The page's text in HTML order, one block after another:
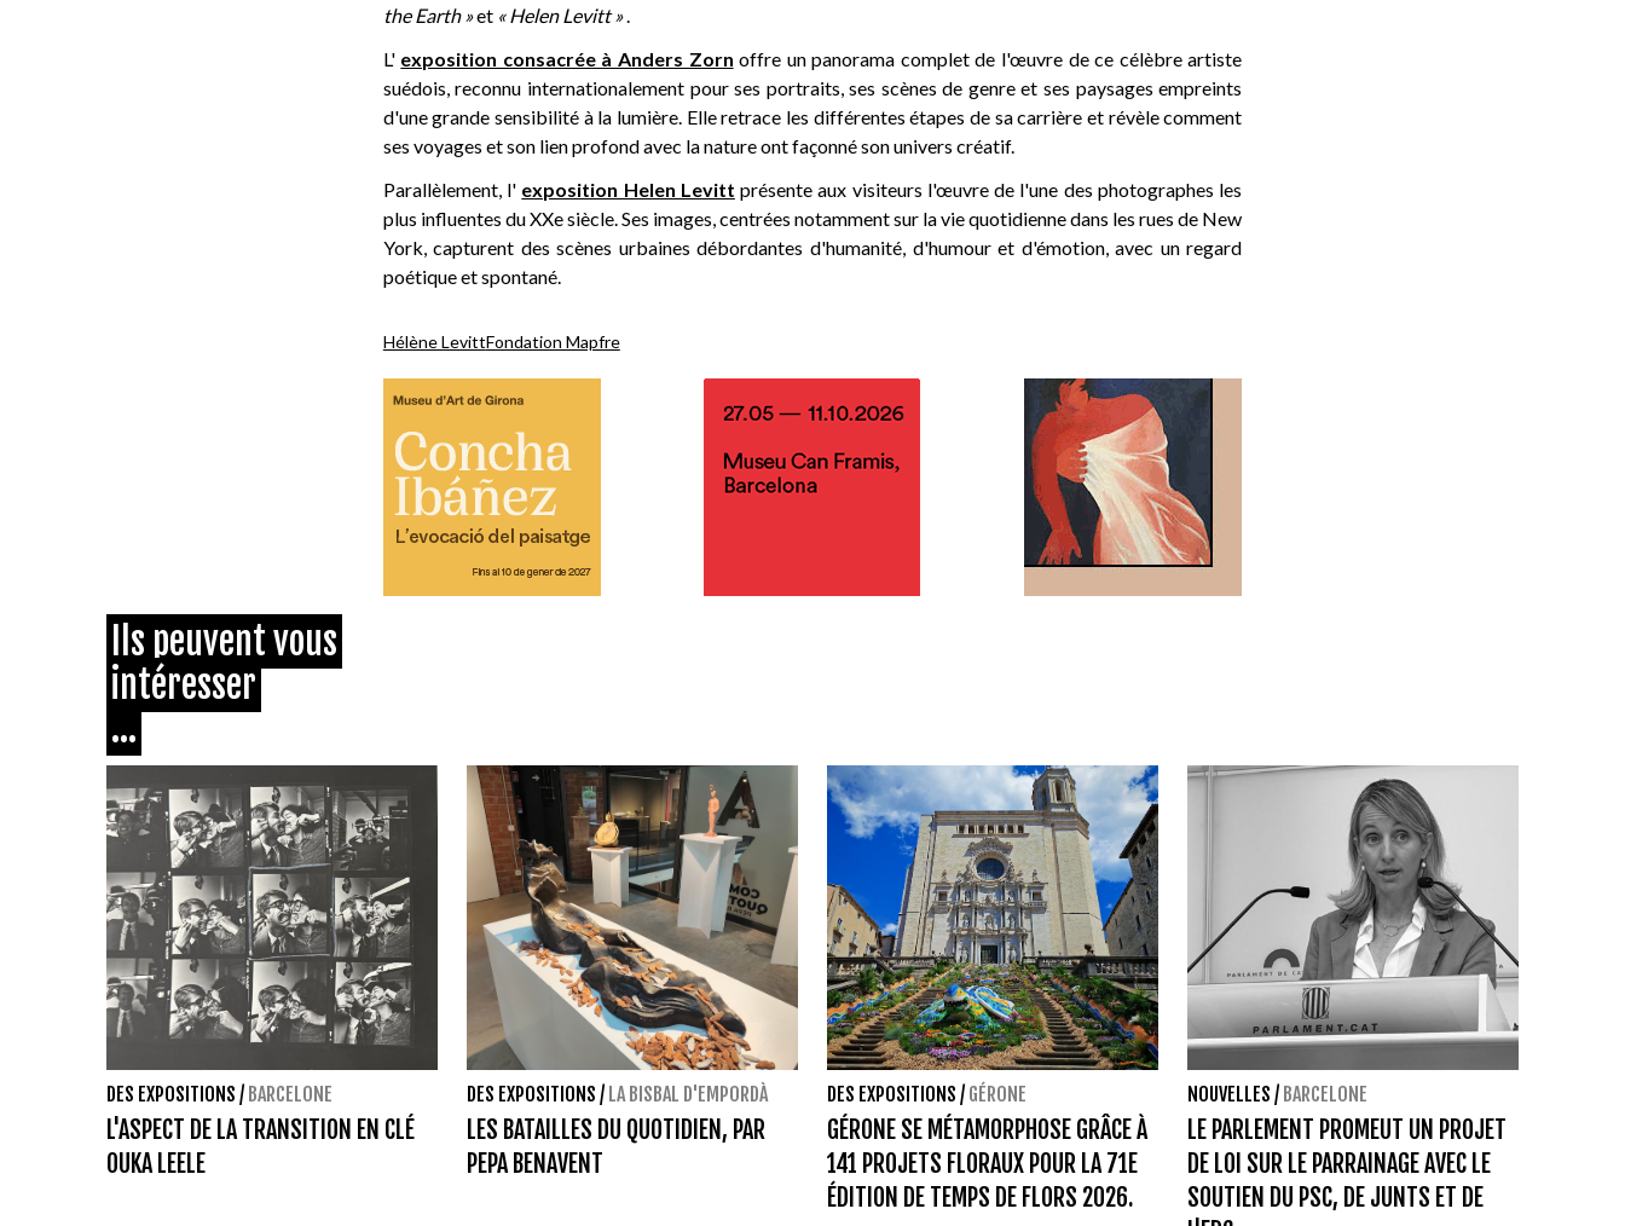
the Earth »et « Helen Levitt ».
L' exposition consacrée à Anders Zorn offre un panorama complet de l'œuvre de ce célèbre artiste
suédois, reconnu internationalement pour ses portraits, ses scènes de genre et ses paysages empreints
d'une grande sensibilité à la lumière. Elle retrace les différentes étapes de sa carrière et révèle comment
ses voyages et son lien profond avec la nature ont façonné son univers créatif.
Parallèlement, l' exposition Helen Levitt présente aux visiteurs l'œuvre de l'une des photographes les
plus influentes du XXe siècle. Ses images, centrées notamment sur la vie quotidienne dans les rues de New
York, capturent des scènes urbaines débordantes d'humanité, d'humour et d'émotion, avec un regard
poétique et spontané.
Hélène LevittFondation Mapfre
Ils peuvent vous
intéresser
...
DES EXPOSITIONS / BARCELONE
L'ASPECT DE LA TRANSITION EN CLÉ
OUKA LEELE
DES EXPOSITIONS / LA BISBAL D'EMPORDÀ
LES BATAILLES DU QUOTIDIEN, PAR
PEPA BENAVENT
DES EXPOSITIONS / GÉRONE
GÉRONE SE MÉTAMORPHOSE GRÂCE À
141 PROJETS FLORAUX POUR LA 71E
ÉDITION DE TEMPS DE FLORS 2026.
NOUVELLES / BARCELONE
LE PARLEMENT PROMEUT UN PROJET
DE LOI SUR LE PARRAINAGE AVEC LE
SOUTIEN DU PSC, DE JUNTS ET DE